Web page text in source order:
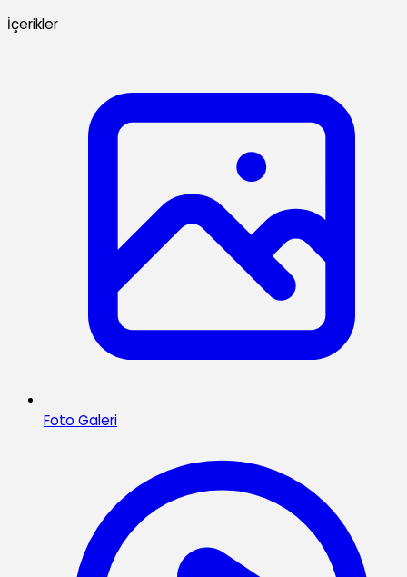
İçerikler
Foto Galeri